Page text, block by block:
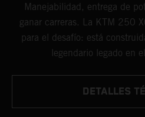
Manejabilidad, entrega de
ganar carreras. La KTM 250
para el desafío: está
legendario legado en
DETALLES